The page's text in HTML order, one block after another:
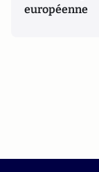
européenne